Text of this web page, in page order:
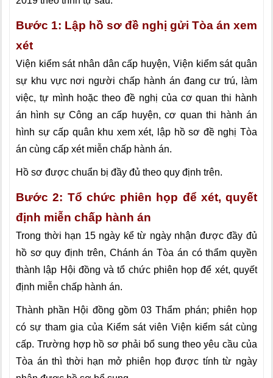
Bước 1: Lập hồ sơ đề nghị gửi Tòa án xem
xét
Viện kiểm sát nhân dân cấp huyện, Viện kiểm sát quân
sự khu vực nơi người chấp hành án đang cư trú, làm
việc, tự mình hoặc theo đề nghị của cơ quan thi hành
án hình sự Công an cấp huyện, cơ quan thi hành án
hình sự cấp quân khu xem xét, lập hồ sơ đề nghị Tòa
án cùng cấp xét miễn chấp hành án.
Hồ sơ được chuẩn bị đầy đủ theo quy định trên.
Bước 2: Tổ chức phiên họp để xét, quyết
định miễn chấp hành án
Trong thời hạn 15 ngày kể từ ngày nhận được đầy đủ
hồ sơ quy định trên, Chánh án Tòa án có thẩm quyền
thành lập Hội đồng và tổ chức phiên họp để xét, quyết
định miễn chấp hành án.
Thành phần Hội đồng gồm 03 Thẩm phán; phiên họp
có sự tham gia của Kiểm sát viên Viện kiểm sát cùng
cấp. Trường hợp hồ sơ phải bổ sung theo yêu cầu của
Tòa án thì thời hạn mở phiên họp được tính từ ngày